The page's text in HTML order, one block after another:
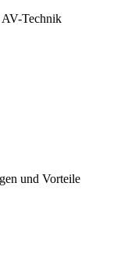
AV-Technik
und Vorteile